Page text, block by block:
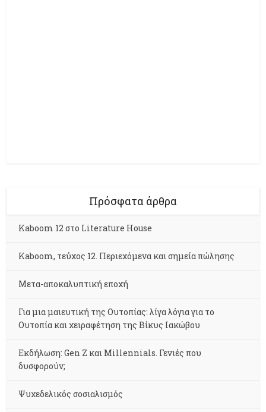
Πρόσφατα άρθρα
Kaboom 12 στο Literature House
Kaboom, τεύχος 12. Περιεχόμενα και σημεία πώλησης
Μετα-αποκαλυπτική εποχή
Για μια μαιευτική της Ουτοπίας: λίγα λόγια για το
Ουτοπία και χειραφέτηση της Βίκυς Ιακώβου
Εκδήλωση: Gen Z και Millennials. Γενιές που
δυσφορούν;
Ψυχεδελικός σοσιαλισμός